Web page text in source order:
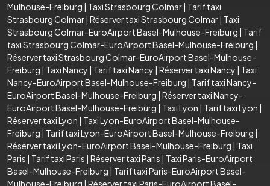
Mulhouse-Freiburg | Taxi Strasbourg Colmar| Tarif taxi
Strasbourg Colmar| Réserver taxi Strasbourg Colmar| Taxi
Strasbourg Colmar-EuroAirport Basel-Mulhouse-Freiburg | Tarif
taxi Strasbourg Colmar-EuroAirport Basel-Mulhouse-Freiburg |
Réserver taxi Strasbourg Colmar-EuroAirport Basel-Mulhouse-
Freiburg | Taxi Nancy | Tarif taxi Nancy | Réserver taxi Nancy | Taxi
Nancy-EuroAirport Basel-Mulhouse-Freiburg | Tarif taxi Nancy-
EuroAirport Basel-Mulhouse-Freiburg | Réserver taxi Nancy-
EuroAirport Basel-Mulhouse-Freiburg | Taxi Lyon | Tarif taxi Lyon |
Réserver taxi Lyon | Taxi Lyon-EuroAirport Basel-Mulhouse-
Freiburg | Tarif taxi Lyon-EuroAirport Basel-Mulhouse-Freiburg |
Réserver taxi Lyon-EuroAirport Basel-Mulhouse-Freiburg | Taxi
Paris | Tarif taxi Paris | Réserver taxi Paris | Taxi Paris-EuroAirport
Basel-Mulhouse-Freiburg | Tarif taxi Paris-EuroAirport Basel-
Mulhouse-Freiburg | Réserver taxi Paris-EuroAirport Basel-